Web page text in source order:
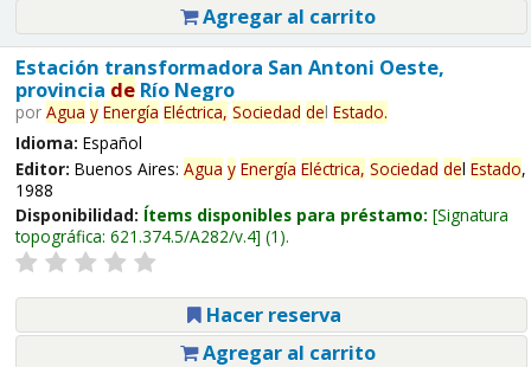
Agregar al carrito
Estación transformadora San Antoni Oeste,
provincia deRío Negro
por Agua y Energía Eléctrica, Sociedad del Estado.
Idioma: Español
Editor: Buenos Aires: Agua y Energía Eléctrica, Sociedad del Estado,
1988
Disponibilidad: Ítems disponibles para préstamo: Signatura
topográfica: 621.374.5/A282/v.4 (1).
Hacer reserva
Agregar al carrito